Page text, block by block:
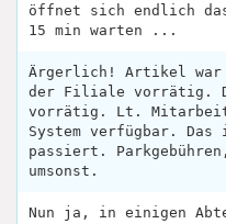
öffnet sich endlich das
15 min warten ...
Ärgerlich! Artikel
der Filiale vorrätig.
vorrätig. Lt.
System verfügbar.
passiert.
umsonst.
Nun ja, in einigen